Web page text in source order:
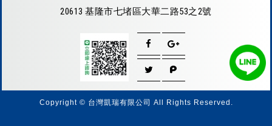
20613 基隆市七堵區大華二路53之2號
Copyright © 台灣凱瑞有限公司 All Rights Reserved.